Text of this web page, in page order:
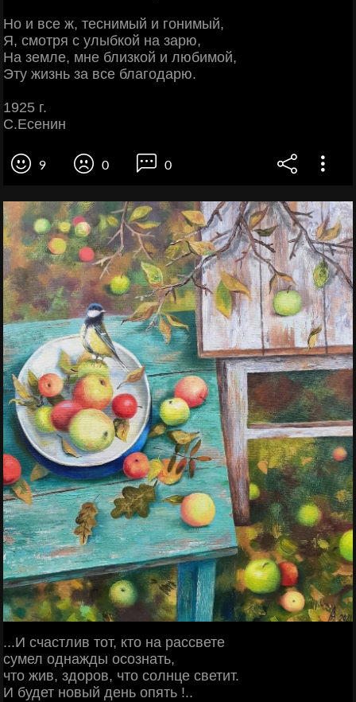
Но и все ж, теснимый и гонимый,
Я, смотря с улыбкой на зарю,
На земле, мне близкой и любимой,
Эту жизнь за все благодарю.
1925 г.
С.Есенин
9 0 0
...И счастлив тот, кто на рассвете
сумел однажды осознать,
что жив, здоров, что солнце светит.
И будет новый день опять !..